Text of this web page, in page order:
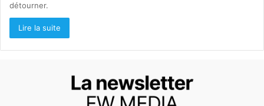
détourner.
Lire la suite